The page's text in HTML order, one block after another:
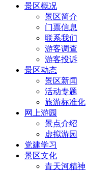
景区概况
景区简介
门票信息
联系我们
游客调查
游客投诉
景区动态
景区新闻
活动专题
旅游标准化
网上游园
景点介绍
虚拟游园
党建学习
景区文化
青天河精神